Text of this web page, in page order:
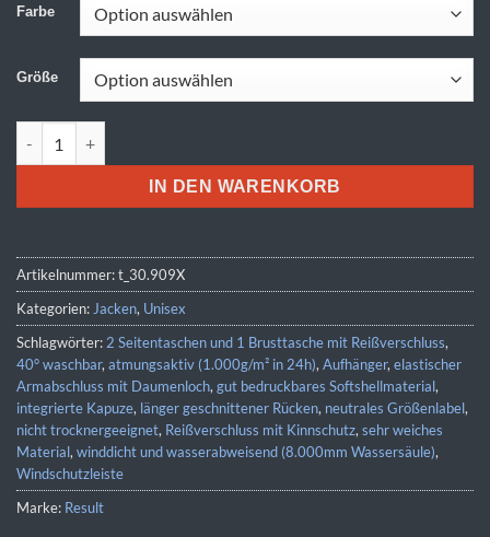
Farbe
Größe
IN DEN WARENKORB
Artikelnummer:t_30.909X
Kategorien: Jacken, Unisex
Schlagwörter: 2 Seitentaschen und 1 Brusttasche mit Reißverschluss,
40° waschbar, atmungsaktiv (1.000g/m² in 24h), Aufhänger, elastischer
Armabschluss mit Daumenloch, gut bedruckbares Softshellmaterial,
integrierte Kapuze, länger geschnittener Rücken, neutrales Größenlabel,
nicht trocknergeeignet, Reißverschluss mit Kinnschutz, sehr weiches
Material, winddicht und wasserabweisend (8.000mm Wassersäule),
Windschutzleiste
Marke: Result